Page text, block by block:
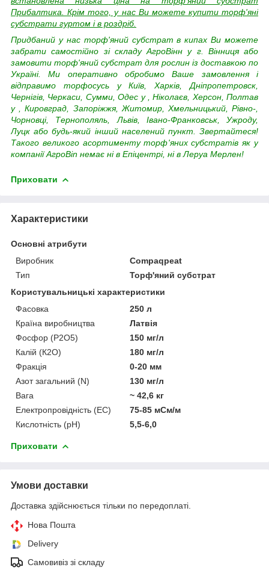
Прибалтика. Крім того, у нас Ви можете купити торф'яні
субстрати гуртом і в роздріб.
Придбаний у нас торф'яний субстратв кипахВи можете
забрати самостійно зі складу АгроВінн у г. Вінниця або
замовити торф'яний субстрат для рослин із доставкою по
Україні. Ми оперативно обробимо Ваше замовлення і
відправимо торфосусь у Київ, Харків, Дніпропетровск,
Чернігів, Черкаси, Сумми, Одес у
, Ніколаєв, Херсон, Полтав
у
, Кировград, Запоріжжя, Житомир, Хмельницький, Рівно-,
Чорновці, Тернополяль, Львів, Івано-Франковськ, Ужроду,
Луцк або будь-який інший населений пункт.
Звертайтеся!
Такого великого асортименту торф'яних субстратів як у
компанії АгроВin немає ні в Епіцентрі, ні в Леруа Мерлен!
Приховати
Характеристики
Основні атрибути
Виробник
Compaqpeat
Тип
Торф'яний субстрат
Користувальницькі характеристики
Фасовка
250 л
Країна виробництва
Латвія
Фосфор (Р2О5)
150 мг/л
Калій (К2О)
180 мг/л
Фракція
0-20 мм
Азот загальний (N)
130 мг/л
Вага
~ 42,6 кг
Електропровідність (EC)
75-85 мСм/м
Кислотність (pH)
5,5-6,0
Приховати
Умови доставки
Доставка здійснюється тільки по передоплаті.
Нова Пошта
Delivery
Самовивіз зі складу